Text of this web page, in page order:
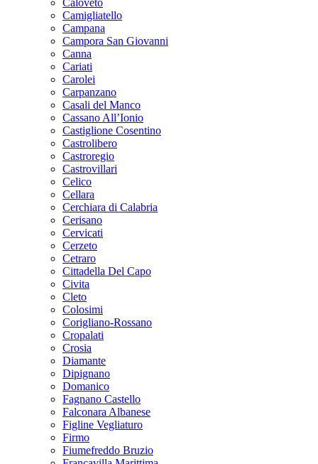
Caloveto
Camigliatello
Campana
Campora San Giovanni
Canna
Cariati
Carolei
Carpanzano
Casali del Manco
Cassano All’Ionio
Castiglione Cosentino
Castrolibero
Castroregio
Castrovillari
Celico
Cellara
Cerchiara di Calabria
Cerisano
Cervicati
Cerzeto
Cetraro
Cittadella Del Capo
Civita
Cleto
Colosimi
Corigliano-Rossano
Cropalati
Crosia
Diamante
Dipignano
Domanico
Fagnano Castello
Falconara Albanese
Figline Vegliaturo
Firmo
Fiumefreddo Bruzio